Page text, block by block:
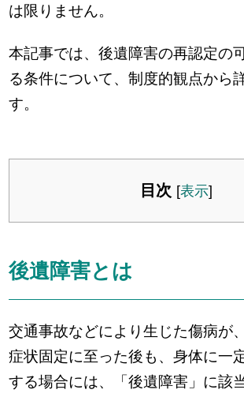
は限りません。
本記事では、後遺障害の再認定の
る条件について、制度的観点から
す。
目次 [表示]
後遺障害とは
交通事故などにより生じた傷病が
症状固定に至った後も、身体に一
する場合には、「後遺障害」に該